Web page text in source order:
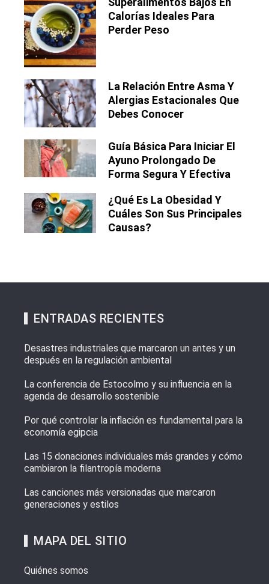
Calorías Ideales Para
Perder Peso
La Relación Entre Asma Y
Alergias Estacionales Que
Debes Conocer
Guía Básica Para Iniciar El
Ayuno Prolongado De
Forma Segura Y Efectiva
¿Qué Es La Obesidad Y
Cuáles Son Sus Principales
Causas?
ENTRADAS RECIENTES
Desastres industriales que marcaron un antes y un
después en la regulación ambiental
La conferencia de Estocolmo y su influencia en la
agenda de desarrollo sostenible
Por qué controlar la inflación es fundamental para la
economía egipcia
Las 15 donaciones individuales más grandes y cómo
cambiaron la filantropía moderna
Las canciones más versionadas que marcaron
generaciones y estilos
MAPA DEL SITIO
Quiénes somos